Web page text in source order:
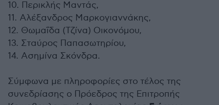
10. Περικλής Μαντάς,
11. Αλέξανδρος Μαρκογιαννάκης,
12. Θωμαΐδα (Τζίνα) Οικονόμου,
13. Σταύρος Παπασωτηρίου,
14. Ασημίνα Σκόνδρα.
Σύμφωνα με πληροφορίες στο τέλος της
συνεδρίασης ο Πρόεδρος της Επιτροπής